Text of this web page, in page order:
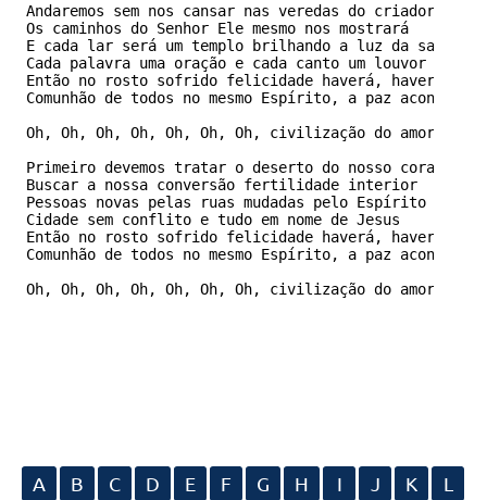
Andaremos sem nos cansar nas veredas do criador
Os caminhos do Senhor Ele mesmo nos mostrará
E cada lar será um templo brilhando a luz da salvação
Cada palavra uma oração e cada canto um louvor
Então no rosto sofrido felicidade haverá, haverá
Comunhão de todos no mesmo Espírito, a paz acontecerá
Oh, Oh, Oh, Oh, Oh, Oh, Oh, civilização do amor
Primeiro devemos tratar o deserto do nosso coração
Buscar a nossa conversão fertilidade interior
Pessoas novas pelas ruas mudadas pelo Espírito
Cidade sem conflito e tudo em nome de Jesus
Então no rosto sofrido felicidade haverá, haverá
Comunhão de todos no mesmo Espírito, a paz acontecerá
Oh, Oh, Oh, Oh, Oh, Oh, Oh, civilização do amor
A B C D E F G H I J K L